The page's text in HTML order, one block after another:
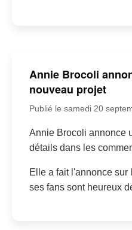
Annie Brocoli
nouveau projet
Publié le samedi 20
Annie Brocoli annonce
détails dans les
Elle a fait l'annonce sur
ses fans sont heureux